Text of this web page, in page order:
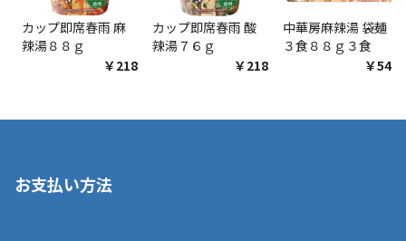
カップ即席春雨 麻
辣湯８８ｇ
￥218
カップ即席春雨 酸
辣湯７６ｇ
￥218
中華房麻辣湯 袋麺
３食８８ｇ３食
￥548
お支払い方法